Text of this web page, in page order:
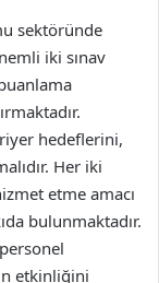
sektöründe
iki sınav
hedeflerini,
Her iki
etme amacı
bulunmaktadır.
etkinliğini